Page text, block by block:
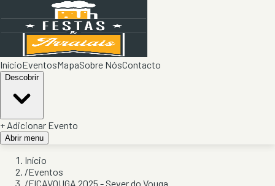
InícioEventosMapaSobre NósContacto
Descobrir
+ Adicionar Evento
Abrir menu
Início
/Eventos
/FICAVOUGA 2025 - Sever do Vouga